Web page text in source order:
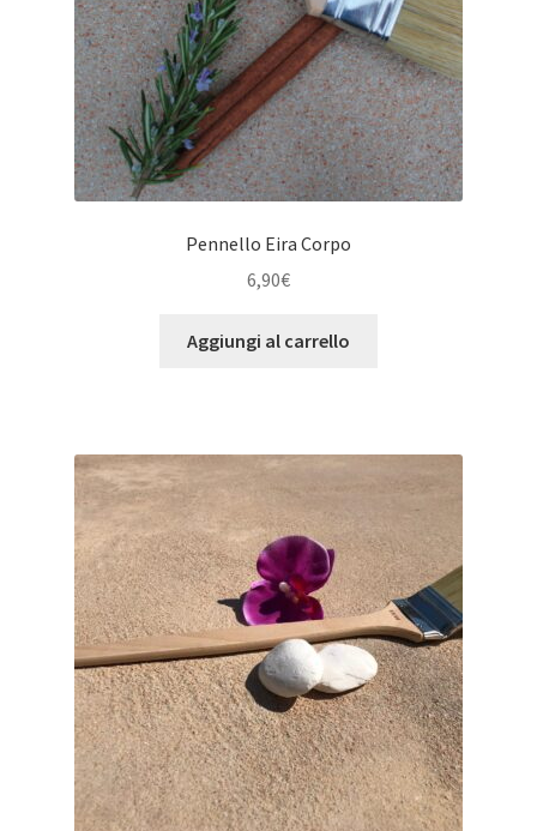
Pennello Eira Corpo
6,90€
Aggiungi al carrello